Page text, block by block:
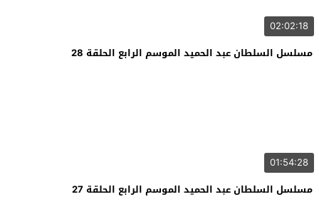
02:02:18
مسلسل السلطان عبد الحميد الموسم الرابع الحلقة 28
01:54:28
مسلسل السلطان عبد الحميد الموسم الرابع الحلقة 27